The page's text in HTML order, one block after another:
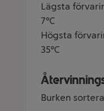
Lägsta
7°C
Högsta
35°C
Burken